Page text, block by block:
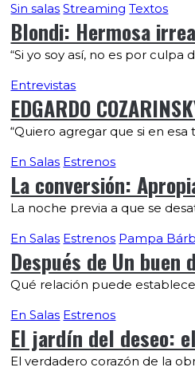
Sin salas Streaming Textos
Blondi: Hermosa
“Si yo soy así, no es por
Entrevistas
EDGARDO
“Quiero agregar que si en
En Salas Estrenos
La conversión:
La noche previa a que se
En Salas Estrenos Pampa
Después de Un
Qué relación puede
En Salas Estrenos
El jardín del deseo:
El verdadero corazón de la